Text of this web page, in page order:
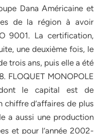
Dana Américaine et
de la région à avoir
9001. La certification,
une deuxième fois, le
trois ans, puis elle a été
MONOPOLE
le capital est de
chiffre d’affaires de plus
a aussi une production
et pour l’année 2002-